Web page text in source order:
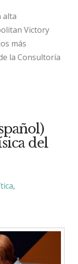
alta
Victory
más
la Consultoría
del
,